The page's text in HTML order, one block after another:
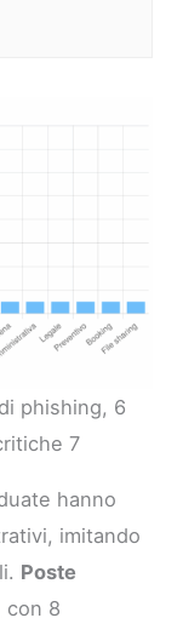
phishing, 6
7
hanno
imitando
Poste
con 8